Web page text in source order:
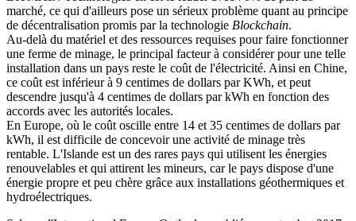
marché, ce qui d'ailleurs pose un sérieux problème quant au principe
de décentralisation promis par la technologie Blockchain.
Au-delà du matériel et des ressources requises pour faire fonctionner
une ferme de minage, le principal facteur à considérer pour une telle
installation dans un pays reste le coût de l'électricité. Ainsi en Chine,
ce coût est inférieur à 9 centimes de dollars par KWh, et peut
descendre jusqu'à 4 centimes de dollars par kWh en fonction des
accords avec les autorités locales.
En Europe, où le coût oscille entre 14 et 35 centimes de dollars par
kWh, il est difficile de concevoir une activité de minage très
rentable. L'Islande est un des rares pays qui utilisent les énergies
renouvelables et qui attirent les mineurs, car le pays dispose d'une
énergie propre et peu chère grâce aux installations géothermiques et
hydroélectriques.